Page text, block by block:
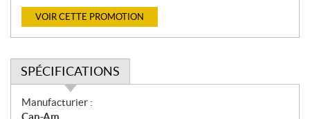
VOIR CETTE PROMOTION
SPÉCIFICATIONS
S
Manufacturier :